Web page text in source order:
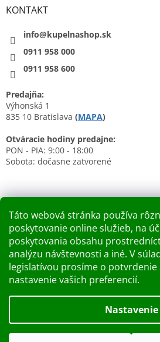
Táto webová stránka používa
poskytovanie online služieb, na
poskytovania obsahu
analýzu návštevnosti a iné. V
legislatívou prosíme o potvrdenie
nastavenie vašich preferencií.
Nastavenie
Dobry deň Chceme Vás informovať, že
KONTAKT
info@kupelnashop.sk
0911 958 000
0911 958 600
Predajňa:
Výhonská 1
835 10 Bratislava (MAPA)
Otváracie hodiny predajne:
PON - PIA: 9:00 - 18:00
Sobota: dočasne zatvorené
Nákupný košík
0KS / 0 €
Copyright 2026Kupelnashop.sk.